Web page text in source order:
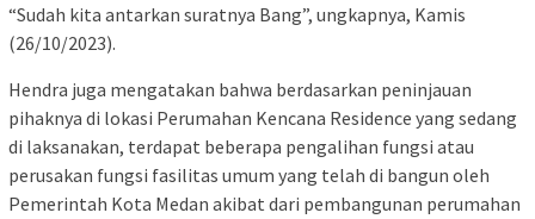
“Sudah kita antarkan suratnya Bang”, ungkapnya, Kamis
(26/10/2023).
Hendra juga mengatakan bahwa berdasarkan peninjauan
pihaknya di lokasi Perumahan Kencana Residence yang sedang
di laksanakan, terdapat beberapa pengalihan fungsi atau
perusakan fungsi fasilitas umum yang telah di bangun oleh
Pemerintah Kota Medan akibat dari pembangunan perumahan